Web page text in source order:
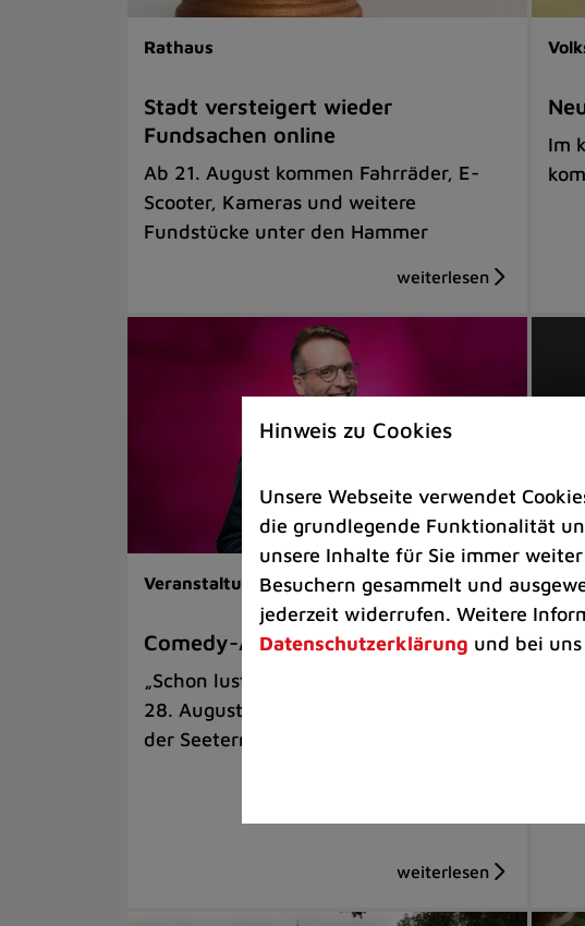
Rathaus
Stadt versteigert wieder
Fundsachen online
Ab 21. August kommen Fahrräder, E-
Scooter, Kameras und weitere
Fundstücke unter den Hammer
Im
Veranstaltungen | Kunst & Kultur
Comedy-Abend mit Benni Stark
„Schon lustig, wenn’s witzig ist!“ am
28. August auf der Sommerbühne an
der Seeterrasse
Hinweis zu Cookies
Unsere Webseite verwendet
die grundlegende Funktionalität
unsere Inhalte für Sie immer
Besuchern gesammelt und
jederzeit widerrufen. Weitere
Datenschutzerklärung und bei